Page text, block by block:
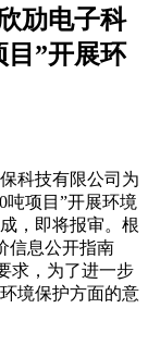
劢电子科
目”开展环
科技有限公司为
吨项目”开展环境
，即将报审。根
信息公开指南
求，为了进一步
境保护方面的意